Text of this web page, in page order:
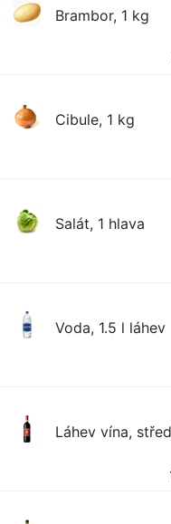
Brambor, 1 kg
Cibule, 1 kg
Salát, 1 hlava
Voda, 1.5 l láhev
Láhev vína,